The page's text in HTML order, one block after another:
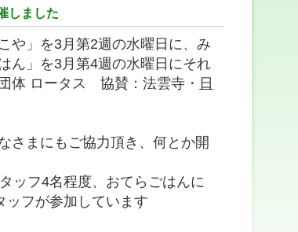
しました
や」を3月第2週の水曜日に、み
ん」を3月第4週の水曜日にそれ
体 ロータス 協賛：法雲寺・ 日
さまにもご協力頂き、何とか開
ッフ4名程度、おてらごはんに
ッフが参加しています